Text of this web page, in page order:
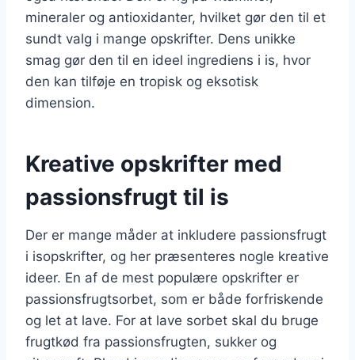
mineraler og antioxidanter, hvilket gør den til et
sundt valg i mange opskrifter. Dens unikke
smag gør den til en ideel ingrediens i is, hvor
den kan tilføje en tropisk og eksotisk
dimension.
Kreative opskrifter med
passionsfrugt til is
Der er mange måder at inkludere passionsfrugt
i isopskrifter, og her præsenteres nogle kreative
ideer. En af de mest populære opskrifter er
passionsfrugtsorbet, som er både forfriskende
og let at lave. For at lave sorbet skal du bruge
frugtkød fra passionsfrugten, sukker og